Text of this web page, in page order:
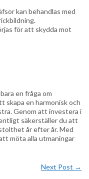
kan behandlas med
för att skydda mot
en fråga om
skapa en harmonisk och
Genom att investera i
säkerställer du att
år efter år. Med
möta alla utmaningar
Next Post →